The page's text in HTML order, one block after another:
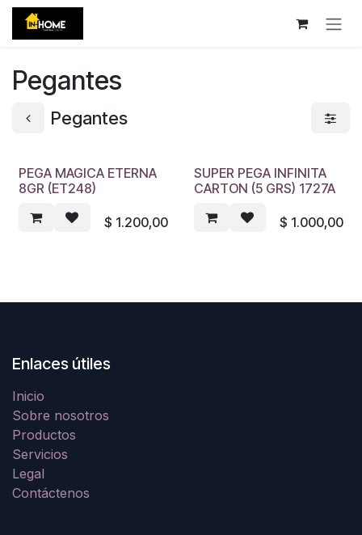
Ir al contenido
Pegantes
Pegantes
PEGA MAGICA ETERNA
8GR (ET248)
$ 1.200,00
SUPER PEGA INFINITA
CARTON (5 GRS) 1727A
$ 1.000,00
Enlaces útiles
Inicio
Sobre nosotros
Productos
Servicios
Legal
Contáctenos